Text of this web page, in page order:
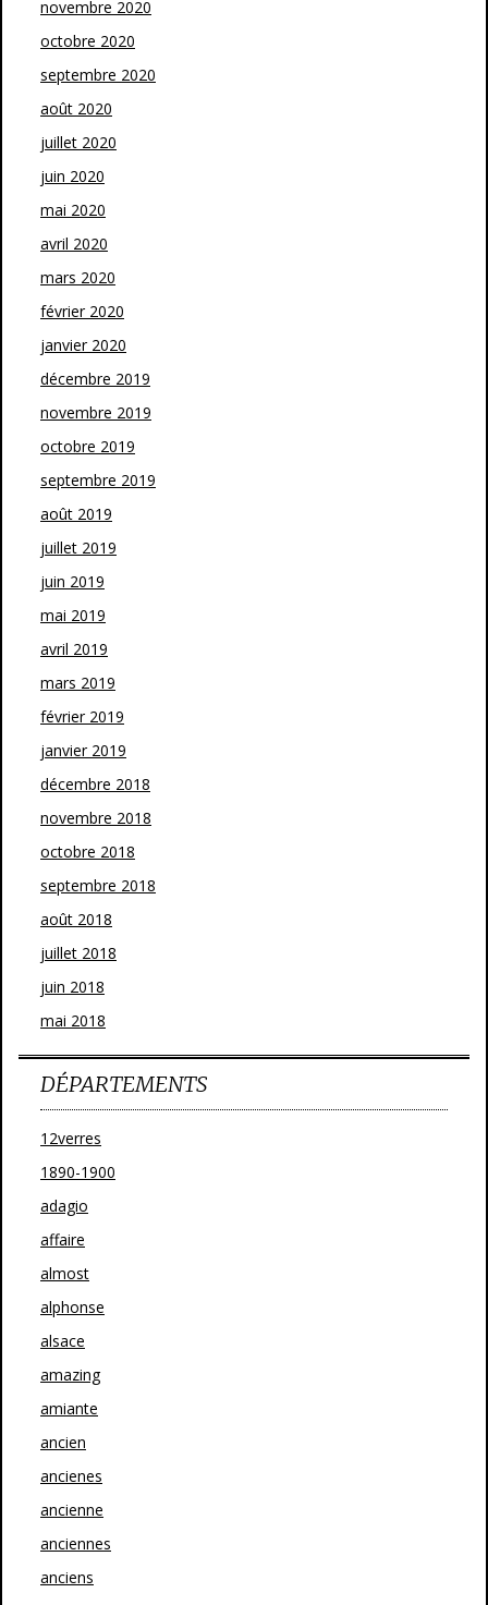
novembre 2020
octobre 2020
septembre 2020
août 2020
juillet 2020
juin 2020
mai 2020
avril 2020
mars 2020
février 2020
janvier 2020
décembre 2019
novembre 2019
octobre 2019
septembre 2019
août 2019
juillet 2019
juin 2019
mai 2019
avril 2019
mars 2019
février 2019
janvier 2019
décembre 2018
novembre 2018
octobre 2018
septembre 2018
août 2018
juillet 2018
juin 2018
mai 2018
DÉPARTEMENTS
12verres
1890-1900
adagio
affaire
almost
alphonse
alsace
amazing
amiante
ancien
ancienes
ancienne
anciennes
anciens